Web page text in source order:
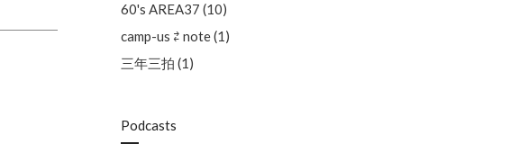
60's AREA37 (10)
camp-us ⇄ note (1)
三年三拍 (1)
Podcasts